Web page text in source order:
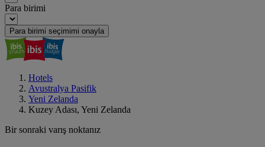
Para birimi
Para birimi seçimimi onayla
Hotels
Avustralya Pasifik
Yeni Zelanda
Kuzey Adası, Yeni Zelanda
Bir sonraki varış noktanız